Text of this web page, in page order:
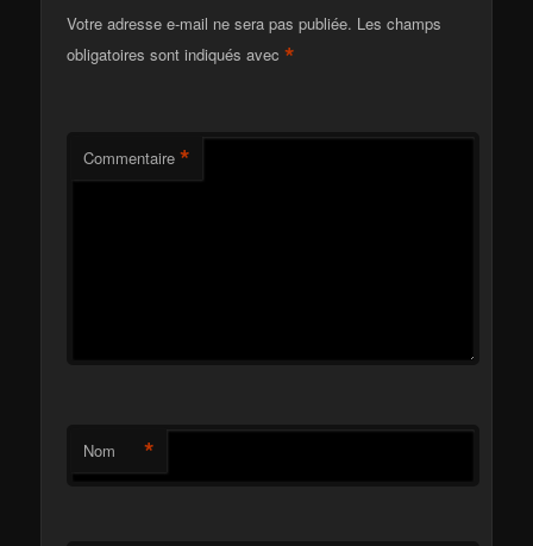
Votre adresse e-mail ne sera pas publiée. Les champs
obligatoires sont indiqués avec*
Commentaire *
Nom *